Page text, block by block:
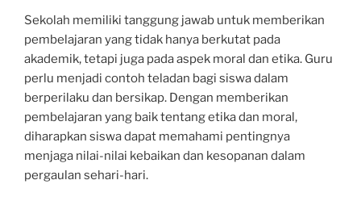
Sekolah memiliki tanggung jawab untuk memberikan
pembelajaran yang tidak hanya berkutat pada
akademik, tetapi juga pada aspek moral dan etika. Guru
perlu menjadi contoh teladan bagi siswa dalam
berperilaku dan bersikap. Dengan memberikan
pembelajaran yang baik tentang etika dan moral,
diharapkan siswa dapat memahami pentingnya
menjaga nilai-nilai kebaikan dan kesopanan dalam
pergaulan sehari-hari.